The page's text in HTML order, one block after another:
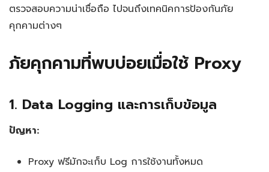
5. Malware และ Adware Injection
1. ตรวจสอบ Security Features
2. ตรวจสอบความน่าเชื่อถือของผู้ให้บริการ
3. ทดสอบความปลอดภัยของ Proxy
ตรวจสอบความน่าเชื่อถือ ไปจนถึงเทคนิคการป้องกันภัย
คุกคามต่างๆ
ภัยคุกคามที่พบบ่อยเมื่อใช้ Proxy
1. Data Logging และการเก็บข้อมูล
ปัญหา:
Proxy ฟรีมักจะเก็บ Log การใช้งานทั้งหมด